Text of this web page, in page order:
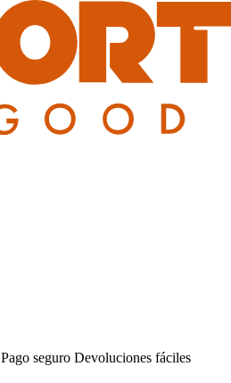
Pago seguro Devoluciones fáciles